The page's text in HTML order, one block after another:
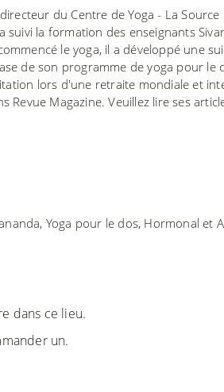
du Centre de Yoga - La
la formation des enseignants
le yoga, il a développé une
de son programme de yoga pour le
lors d'une retraite mondiale et
Magazine. Veuillez lire ses
Yoga pour le dos, Hormonal et
dans ce lieu.
un.